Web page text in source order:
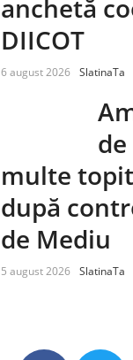
anchetă
DIICOT
6 august 2026 SlatinaTa
multe
după
de Mediu
5 august 2026 SlatinaTa